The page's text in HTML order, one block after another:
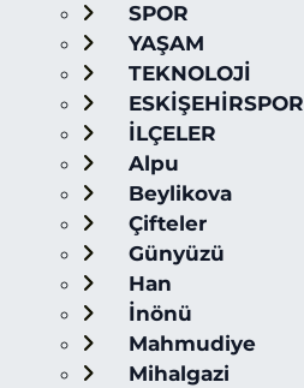
SPOR
YAŞAM
TEKNOLOJİ
ESKİŞEHİRSPOR
İLÇELER
Alpu
Beylikova
Çifteler
Günyüzü
Han
İnönü
Mahmudiye
Mihalgazi